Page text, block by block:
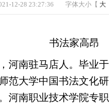
12-28 23:27:36 字体大小【 大
书法家高昂
南驻马店人。毕业于
范大学中国书法文化
河南职业技术学院专